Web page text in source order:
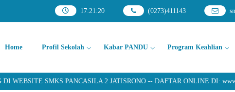
17:21:21 (0273)411143
Home Profil Sekolah Kabar PANDU Program Keahlian
SMKS PANCASILA 2 JATISRONO -- DAFTAR ONLINE DI: